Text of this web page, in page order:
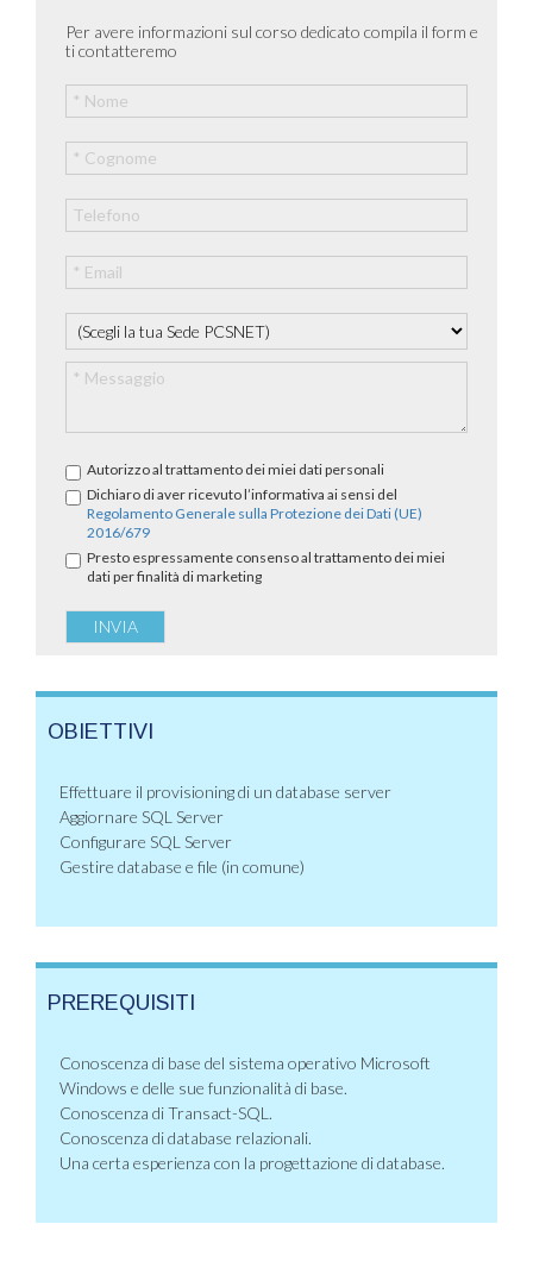
Per avere informazioni sul corso dedicato compila il form e
ti contatteremo
Autorizzo al trattamento dei miei dati personali
Dichiaro di aver ricevuto l’informativa ai sensi del
Regolamento Generale sulla Protezione dei Dati (UE)
2016/679
Presto espressamente consenso al trattamento dei miei
dati per finalità di marketing
OBIETTIVI
Effettuare il provisioning di un database server
Aggiornare SQL Server
Configurare SQL Server
Gestire database e file (in comune)
PREREQUISITI
Conoscenza di base del sistema operativo Microsoft
Windows e delle sue funzionalità di base.
Conoscenza di Transact-SQL.
Conoscenza di database relazionali.
Una certa esperienza con la progettazione di database.